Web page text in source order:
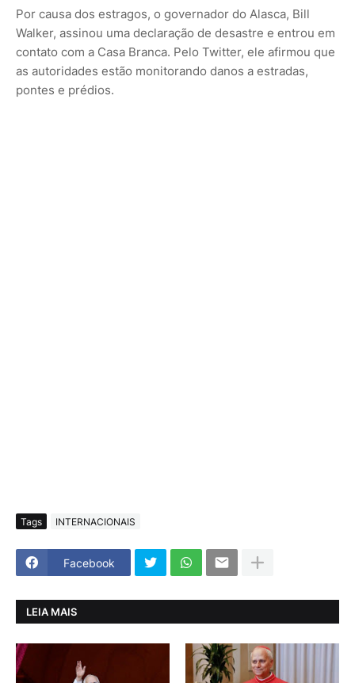
Por causa dos estragos, o governador do Alasca, Bill
Walker, assinou uma declaração de desastre e entrou em
contato com a Casa Branca. Pelo Twitter, ele afirmou que
as autoridades estão monitorando danos a estradas,
pontes e prédios.
Tags INTERNACIONAIS
Facebook
LEIA MAIS